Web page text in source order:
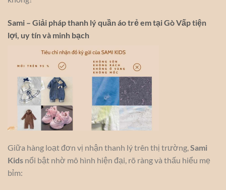
Sami – Giải pháp thanh lý quần áo trẻ em tại Gò Vấp tiện
lợi, uy tín và minh bạch
Giữa hàng loạt đơn vị nhận thanh lý trên thị trường,Sami
Kids nổi bật nhờ mô hình hiện đại, rõ ràng và thấu hiểu mẹ
bỉm: